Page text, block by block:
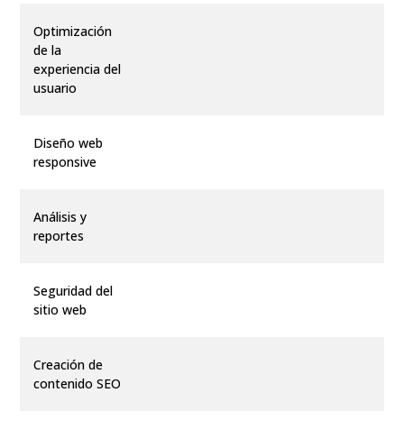
Optimización
de la
experiencia del
usuario
Diseño web
responsive
Análisis y
reportes
Seguridad del
sitio web
Creación de
contenido SEO